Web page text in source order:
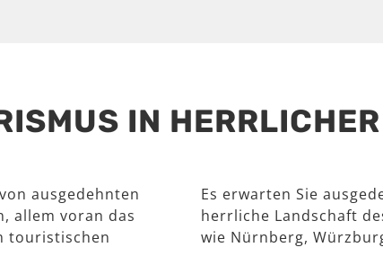
IN
ausgedehnten
allem voran das
touristischen
Es erwarten Sie
herrliche Landschaft
wie Nürnberg,